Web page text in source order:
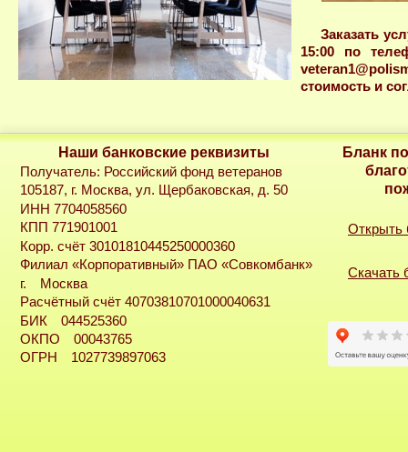
Заказать
15:00 по
стоимость и
Наши банковские реквизиты
Получатель: Российский фонд ветеранов
105187, г. Москва, ул. Щербаковская, д. 50
ИНН 7704058560
КПП 771901001
Корр. счёт 30101810445250000360
Филиал «Корпоративный» ПАО «Совкомбанк»
г. Москва
Расчётный счёт 40703810701000040631
БИК 044525360
ОКПО 00043765
ОГРН 1027739897063
Бланк
Открыть
Скачать